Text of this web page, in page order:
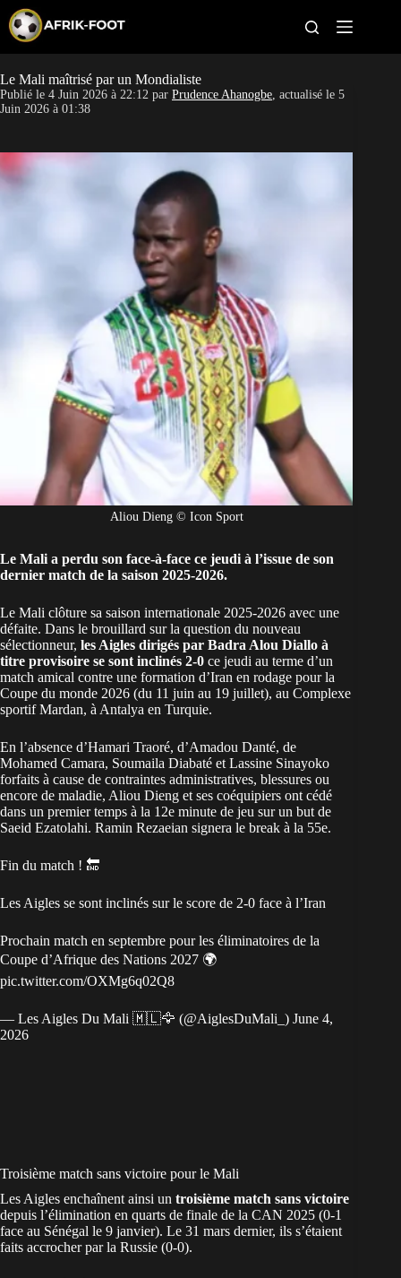
p
t
o
c
t
e
n
CAN féminine
Pays
Clubs
Classement
Paris sportifs
Le Mali maîtrisé par un Mondialiste
Publié le 4 Juin 2026 à 22:12 par Prudence Ahanogbe, actualisé le 5
Juin 2026 à 01:38
Aliou Dieng © Icon Sport
Le Mali a perdu son face-à-face ce jeudi à l’issue de son
dernier match de la saison 2025-2026.
Le Mali clôture sa saison internationale 2025-2026 avec une
défaite. Dans le brouillard sur la question du nouveau
sélectionneur, les Aigles dirigés par Badra Alou Diallo à
titre provisoire se sont inclinés 2-0 ce jeudi au terme d’un
match amical contre une formation d’Iran en rodage pour la
Coupe du monde 2026 (du 11 juin au 19 juillet), au Complexe
sportif Mardan, à Antalya en Turquie.
En l’absence d’Hamari Traoré, d’Amadou Danté, de
Mohamed Camara, Soumaila Diabaté et Lassine Sinayoko
forfaits à cause de contraintes administratives, blessures ou
encore de maladie, Aliou Dieng et ses coéquipiers ont cédé
dans un premier temps à la 12e minute de jeu sur un but de
Saeid Ezatolahi. Ramin Rezaeian signera le break à la 55e.
Fin du match ! 🔚
Les Aigles se sont inclinés sur le score de 2-0 face à l’Iran
Prochain match en septembre pour les éliminatoires de la
Coupe d’Afrique des Nations 2027 🌍
pic.twitter.com/OXMg6q02Q8
— Les Aigles Du Mali 🇲🇱🦅 (@AiglesDuMali_) June 4,
2026
Troisième match sans victoire pour le Mali
Les Aigles enchaînent ainsi un troisième match sans victoire
depuis l’élimination en quarts de finale de la CAN 2025 (0-1
face au Sénégal le 9 janvier). Le 31 mars dernier, ils s’étaient
faits accrocher par la Russie (0-0).